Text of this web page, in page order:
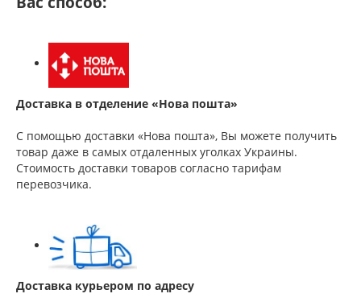
Доставка в отделение «Нова пошта»
С помощью доставки «Нова пошта», Вы можете получить
товар даже в самых отдаленных уголках Украины.
Стоимость доставки товаров согласно тарифам
перевозчика.
Доставка курьером по адресу